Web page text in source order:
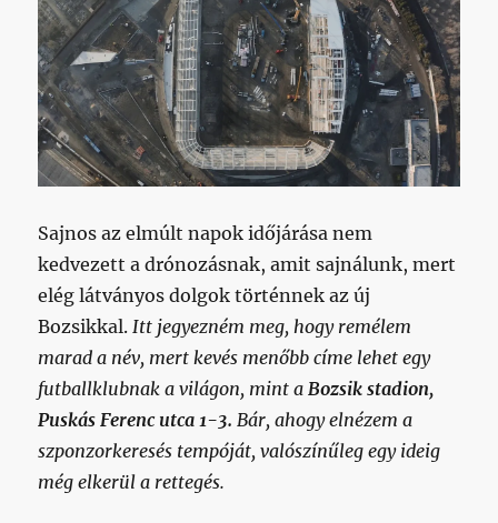
Sajnos az elmúlt napok időjárása nem
kedvezett a drónozásnak, amit sajnálunk, mert
elég látványos dolgok történnek az új
Bozsikkal.Itt jegyezném meg, hogy remélem
marad a név, mert kevés menőbb címe lehet egy
futballklubnak a világon, mint aBozsik stadion,
Puskás Ferenc utca 1-3. Bár, ahogy elnézem a
szponzorkeresés tempóját, valószínűleg egy ideig
még elkerül a rettegés.